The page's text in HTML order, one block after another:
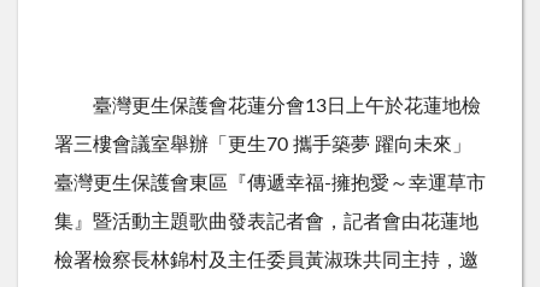
臺灣更生保護會花蓮分會13日上午於花蓮地檢
署三樓會議室舉辦「更生70 攜手築夢 躍向未來」
臺灣更生保護會東區『傳遞幸福-擁抱愛～幸運草市
集』暨活動主題歌曲發表記者會，記者會由花蓮地
檢署檢察長林錦村及主任委員黃淑珠共同主持，邀